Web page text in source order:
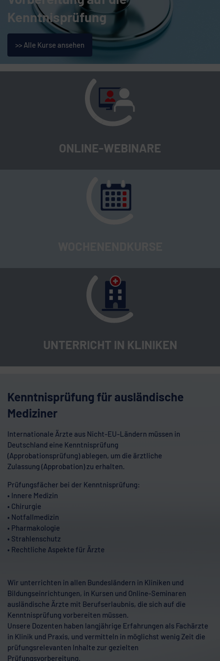
Kenntnisprüfung
ONLINE-WEBINARE
UNTERRICHT IN KLINIKEN
Kenntnisprüfung für ausländische
Mediziner
Internationale Ärzte aus Nicht-EU-Ländern müssen in
Deutschland eine Kenntnisprüfung
(Approbationsprüfung) ablegen, um die ärztliche
Zulassung (Approbation) zu erhalten.
• Innere Medizin
• Chirurgie
• Notfallmedizin
• Pharmakologie
• Strahlenschutz
• Rechtliche Aspekte für Ärzte
Bildungseinrichtungen, in Kursen und Online-Seminaren
ausländische Ärzte mit Berufserlaubnis, die sich auf die
Kenntnisprüfung vorbereiten müssen.
Unsere Dozenten haben langjährige Erfahrungen als
Fachärzte in Klinik und Praxis, und vermitteln in möglichst
wenig Zeit die prüfungsrelevanten Inhalte zur gezielten
Prüfungsvorbereitung.